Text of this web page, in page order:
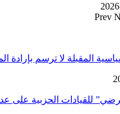
Prev
المقبلة لا ترسم بإرادة
للقيادات الحزبية على